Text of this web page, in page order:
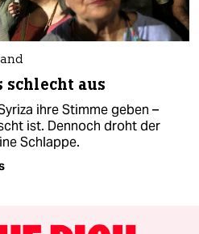
schlecht aus
ihre Stimme geben –
ist. Dennoch droht der
Schlappe.